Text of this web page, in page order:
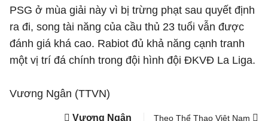
PSG ở mùa giải này vì bị trừng phạt sau quyết định
ra đi, song tài năng của cầu thủ 23 tuổi vẫn được
đánh giá khá cao. Rabiot đủ khả năng cạnh tranh
một vị trí đá chính trong đội hình đội ĐKVĐ La Liga.
Vương Ngân (TTVN)
Vương Ngân Theo Thể Thao Việt Nam